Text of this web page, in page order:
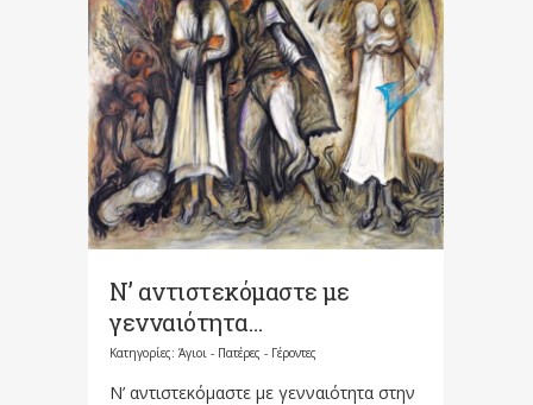
Ν’ αντιστεκόμαστε με
γενναιότητα…
Κατηγορίες: Άγιοι - Πατέρες - Γέροντες
Ν’ αντιστεκόμαστε με γενναιότητα στην